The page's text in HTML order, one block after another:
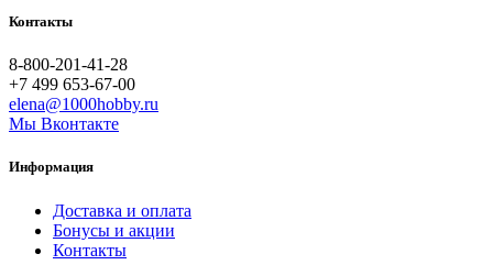
Контакты
8-800-201-41-28
+7 499 653-67-00
elena@1000hobby.ru
Мы Вконтакте
Информация
Доставка и оплата
Бонусы и акции
Контакты